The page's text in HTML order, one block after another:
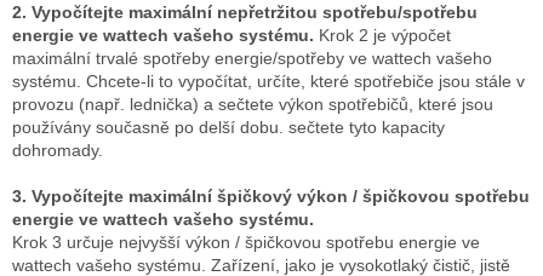
2. Vypočítejte maximální nepřetržitou spotřebu/spotřebu
energie ve wattech vašeho systému. Krok 2 je výpočet
maximální trvalé spotřeby energie/spotřeby ve wattech vašeho
systému. Chcete-li to vypočítat, určíte, které spotřebiče jsou stále v
provozu (např. lednička) a sečtete výkon spotřebičů, které jsou
používány současně po delší dobu. sečtete tyto kapacity
dohromady.
3. Vypočítejte maximální špičkový výkon / špičkovou spotřebu
energie ve wattech vašeho systému.
Krok 3 určuje nejvyšší výkon / špičkovou spotřebu energie ve
wattech vašeho systému. Zařízení, jako je vysokotlaký čistič, jistě